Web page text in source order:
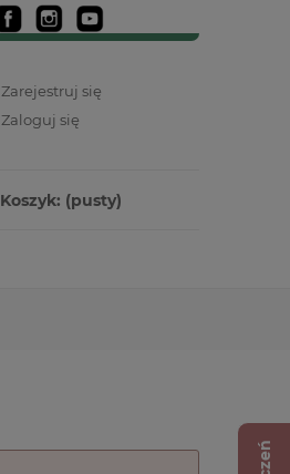
Zarejestruj się
Zaloguj się
Koszyk: (pusty)